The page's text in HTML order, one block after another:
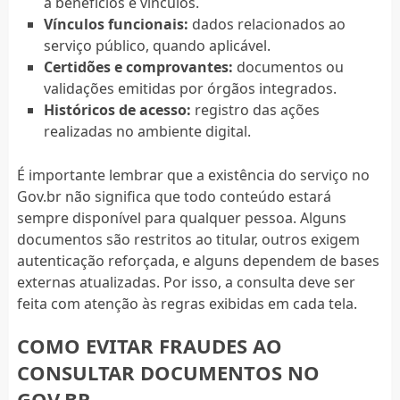
Vínculos funcionais: dados relacionados ao
serviço público, quando aplicável.
Certidões e comprovantes: documentos ou
validações emitidas por órgãos integrados.
Históricos de acesso: registro das ações
realizadas no ambiente digital.
É importante lembrar que a existência do serviço no
Gov.br não significa que todo conteúdo estará
sempre disponível para qualquer pessoa. Alguns
documentos são restritos ao titular, outros exigem
autenticação reforçada, e alguns dependem de bases
externas atualizadas. Por isso, a consulta deve ser
feita com atenção às regras exibidas em cada tela.
COMO EVITAR FRAUDES AO
CONSULTAR DOCUMENTOS NO